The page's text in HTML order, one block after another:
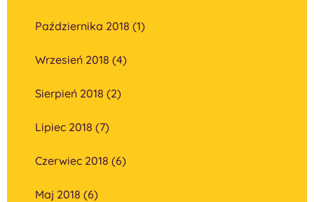
Października 2018 (1)
Wrzesień 2018 (4)
Sierpień 2018 (2)
Lipiec 2018 (7)
Czerwiec 2018 (6)
Maj 2018 (6)